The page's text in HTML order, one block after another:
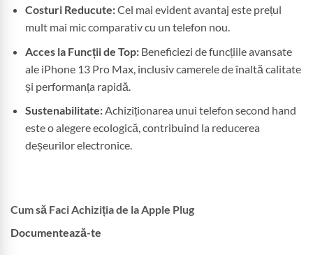
Costuri Reducute:Cel mai evident avantaj este prețul
mult mai mic comparativ cu un telefon nou.
Acces la Funcții de Top:Beneficiezi de funcțiile avansate
ale iPhone 13 Pro Max, inclusiv camerele de înaltă calitate
și performanța rapidă.
Sustenabilitate:Achiziționarea unui telefon second hand
este o alegere ecologică, contribuind la reducerea
deșeurilor electronice.
Cum să Faci Achiziția de la Apple Plug
Documentează-te